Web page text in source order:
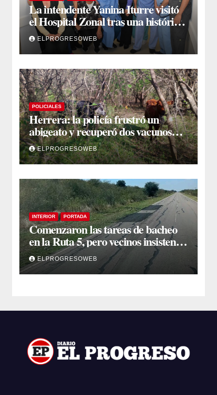
La intendente Yanina Iturre visitó
el Hospital Zonal tras una histórica
jornada de intervenciones
laparoscópicas
ELPROGRESOWEB
POLICIALES
Herrera: la policía frustró un
abigeato y recuperó dos vacunos
ocultos en una zona montuosa
ELPROGRESOWEB
INTERIOR PORTADA
Comenzaron las tareas de bacheo
en la Ruta 5, pero vecinos insisten
en un reclamo integral
ELPROGRESOWEB